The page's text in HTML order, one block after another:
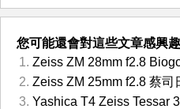
您可能還會對這些文章感興趣
Zeiss ZM 28mm f2.8
Zeiss ZM 25mm f2.8 蔡司
Yashica T4 Zeiss Tessar